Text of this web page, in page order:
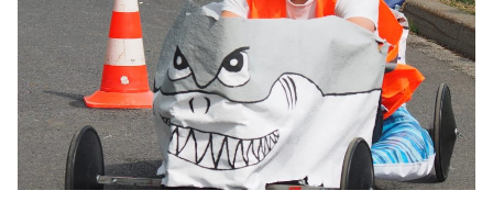
BIBLIOTHEK
Bibliothek Bibliothekskatalog
Schulbuchausleihe
Lehrmittelfreiheit
Buchempfehlungen
MENSA & BISTRO
SPORT
Sport als Leistungsfach Exkursionen
Wettkämpfe
Fachschaft
JtfO